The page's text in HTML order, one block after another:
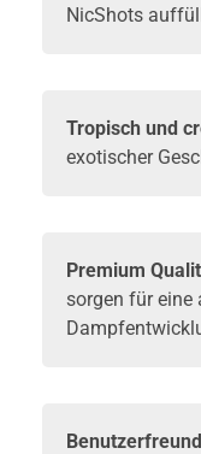
NicShots
Tropisch und
exotischer
Premium
sorgen für eine